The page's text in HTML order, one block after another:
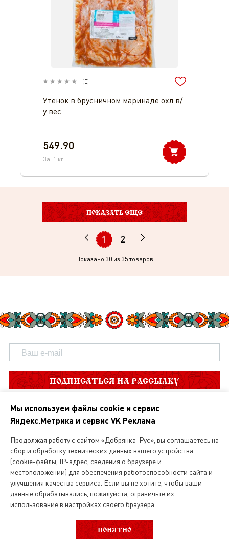
(0)
Утенок в брусничном маринаде охл в/
у вес
549.90
За 1 кг.
ПОКАЗАТЬ ЕЩЕ
1 2
Показано 30из 35 товаров
ПОДПИСАТЬСЯ НА РАССЫЛКУ
О нас
Магазин русской кухни
Вакансии
Мы используем файлы cookie и сервис
Яндекс.Метрика и сервис VK Реклама
Продолжая работу с сайтом «Добрянка-Рус», вы соглашаетесь на
сбор и обработку технических данных вашего устройства
(cookie-файлы, IP-адрес, сведения о браузере и
местоположении) для обеспечения работоспособности сайта и
улучшения качества сервиса. Если вы не хотите, чтобы ваши
данные обрабатывались, пожалуйста, ограничьте их
использование в настройках своего браузера.
ПОНЯТНО